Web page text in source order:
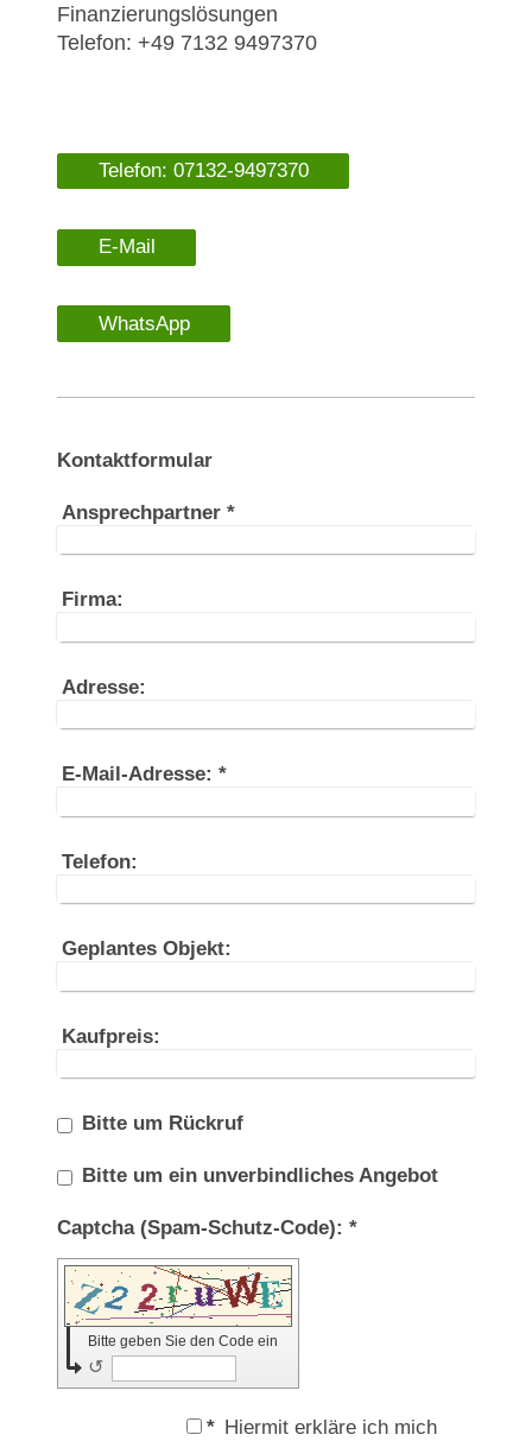
Finanzierungslösungen
Telefon: +49 7132 9497370
Telefon: 07132-9497370
E-Mail
WhatsApp
Kontaktformular
Ansprechpartner*
Firma:
Adresse:
E-Mail-Adresse: *
Telefon:
Geplantes Objekt:
Kaufpreis:
Bitte um Rückruf
Bitte um ein unverbindliches Angebot
Captcha (Spam-Schutz-Code): *
Bitte geben Sie den Code ein
↺
* Hiermit erkläre ich mich